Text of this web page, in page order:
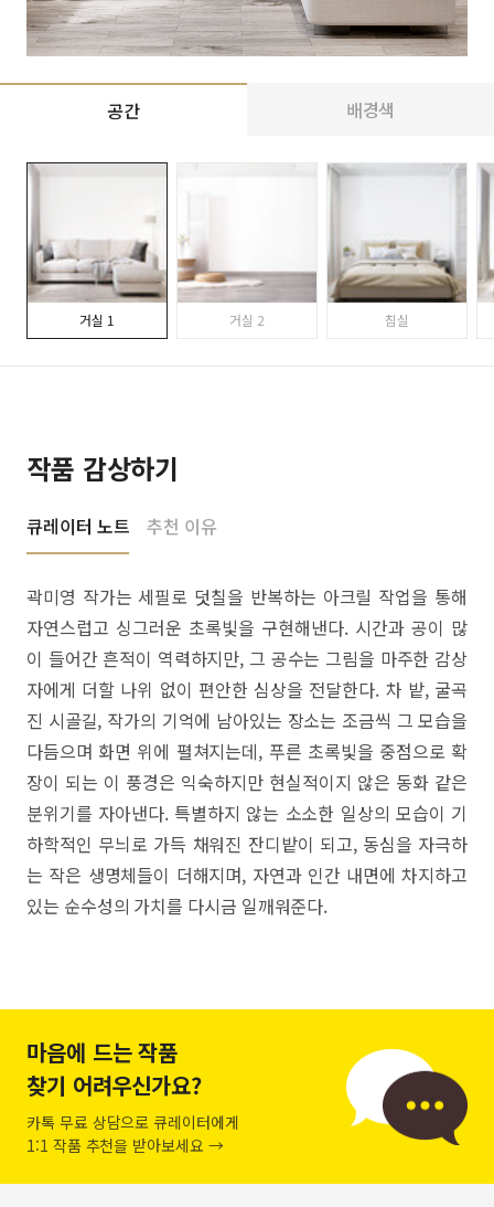
공간 배경색
거실 1 거실 2 침실
작품 감상하기
큐레이터 노트 추천 이유
곽미영 작가는 세필로 덧칠을 반복하는 아크릴 작업을 통해
자연스럽고 싱그러운 초록빛을 구현해낸다. 시간과 공이 많
이 들어간 흔적이 역력하지만, 그 공수는 그림을 마주한 감상
자에게 더할 나위 없이 편안한 심상을 전달한다. 차 밭, 굴곡
진 시골길, 작가의 기억에 남아있는 장소는 조금씩 그 모습을
다듬으며 화면 위에 펼쳐지는데, 푸른 초록빛을 중점으로 확
장이 되는 이 풍경은 익숙하지만 현실적이지 않은 동화 같은
분위기를 자아낸다. 특별하지 않는 소소한 일상의 모습이 기
하학적인 무늬로 가득 채워진 잔디밭이 되고, 동심을 자극하
는 작은 생명체들이 더해지며, 자연과 인간 내면에 차지하고
있는 순수성의 가치를 다시금 일깨워준다.
마음에 드는 작품
찾기 어려우신가요?
카톡 무료 상담으로 큐레이터에게
1:1 작품 추천을 받아보세요 →